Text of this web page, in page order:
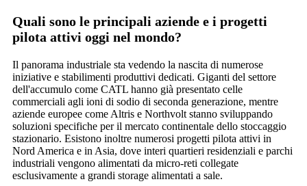
Quali sono le principali aziende e i progetti
pilota attivi oggi nel mondo?
Il panorama industriale sta vedendo la nascita di numerose
iniziative e stabilimenti produttivi dedicati. Giganti del settore
dell'accumulo come CATL hanno già presentato celle
commerciali agli ioni di sodio di seconda generazione, mentre
aziende europee come Altris e Northvolt stanno sviluppando
soluzioni specifiche per il mercato continentale dello stoccaggio
stazionario. Esistono inoltre numerosi progetti pilota attivi in
Nord America e in Asia, dove interi quartieri residenziali e parchi
industriali vengono alimentati da micro-reti collegate
esclusivamente a grandi storage alimentati a sale.